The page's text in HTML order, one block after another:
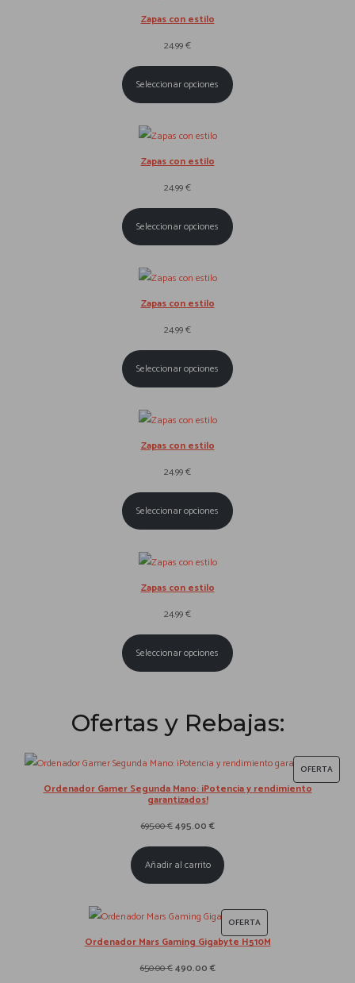
Zapas con estilo
24.99€
Seleccionar opciones
Zapas con estilo
24.99€
Seleccionar opciones
Zapas con estilo
24.99€
Seleccionar opciones
Zapas con estilo
24.99€
Seleccionar opciones
Zapas con estilo
24.99€
Seleccionar opciones
Ofertas y Rebajas:
OFERTAP
Ordenador Gamer Segunda Mano: ¡Potencia y rendimiento
garantizados!
695.00€E
l
p
e
o
495.00€E
l
e
o
Añadir al carrito
OFERTAP
R
Ordenador Mars Gaming Gigabyte H510M
650.00€E
490.00€E